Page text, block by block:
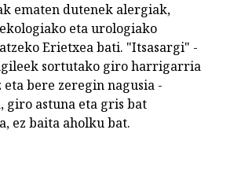
ematen dutenek alergiak,
eta urologiako
Erietxea bati. "Itsasargi" -
sortutako giro harrigarria
bere zeregin nagusia -
giro astuna eta gris bat
ez baita aholku bat.